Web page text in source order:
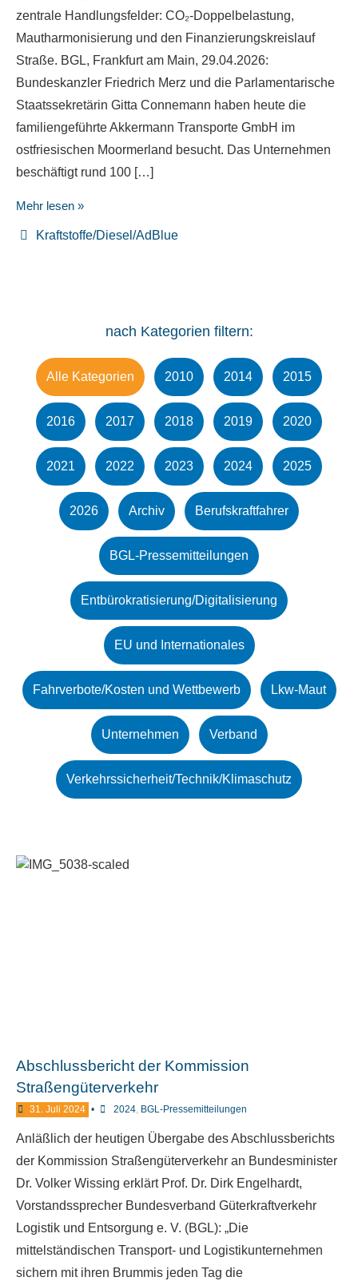
zentrale Handlungsfelder: CO₂-Doppelbelastung,
Mautharmonisierung und den Finanzierungskreislauf
Straße. BGL, Frankfurt am Main, 29.04.2026:
Bundeskanzler Friedrich Merz und die Parlamentarische
Staatssekretärin Gitta Connemann haben heute die
familiengeführte Akkermann Transporte GmbH im
ostfriesischen Moormerland besucht. Das Unternehmen
beschäftigt rund 100 […]
Mehr lesen »
Kraftstoffe/Diesel/AdBlue
nach Kategorien filtern:
Alle Kategorien 2010 2014 2015
2016 2017 2018 2019 2020
2021 2022 2023 2024 2025
2026 Archiv Berufskraftfahrer
BGL-Pressemitteilungen
Entbürokratisierung/Digitalisierung
EU und Internationales
Fahrverbote/Kosten und Wettbewerb Lkw-Maut
Unternehmen Verband
Verkehrssicherheit/Technik/Klimaschutz
Abschlussbericht der Kommission
Straßengüterverkehr
31. Juli 2024 • 2024, BGL-Pressemitteilungen
Anläßlich der heutigen Übergabe des Abschlussberichts
der Kommission Straßengüterverkehr an Bundesminister
Dr. Volker Wissing erklärt Prof. Dr. Dirk Engelhardt,
Vorstandssprecher Bundesverband Güterkraftverkehr
Logistik und Entsorgung e. V. (BGL): „Die
mittelständischen Transport- und Logistikunternehmen
sichern mit ihren Brummis jeden Tag die